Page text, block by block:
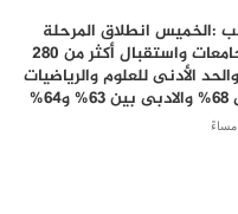
:الخميس انطلاق المرحلة
الثانية لتنسيق الجامعات واستقبال أكثر من 280
الأدنى للعلوم والرياضيات